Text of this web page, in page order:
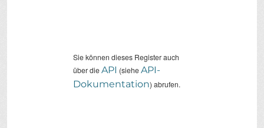
Sie können dieses Register auch
über dieAPI (sieheAPI-
Dokumentation) abrufen.